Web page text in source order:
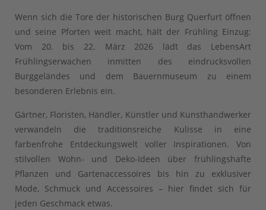
Wenn sich die Tore der historischen Burg Querfurt öffnen
und seine Pforten weit macht, hält der Frühling Einzug:
Vom 20. bis 22. März 2026 lädt das LebensArt
Frühlingserwachen inmitten des eindrucksvollen
Burggeländes und dem Bauernmuseum zu einem
besonderen Erlebnis ein.
Gärtner, Floristen, Händler, Künstler und Kunsthandwerker
verwandeln die traditionsreiche Kulisse in eine
farbenfrohe Entdeckungswelt voller Inspirationen. Von
stilvollen Wohn- und Deko-Ideen über frühlingshafte
Pflanzen und Gartenaccessoires bis hin zu exklusiver
Mode, Schmuck und Accessoires – hier findet sich für
jeden Geschmack etwas.